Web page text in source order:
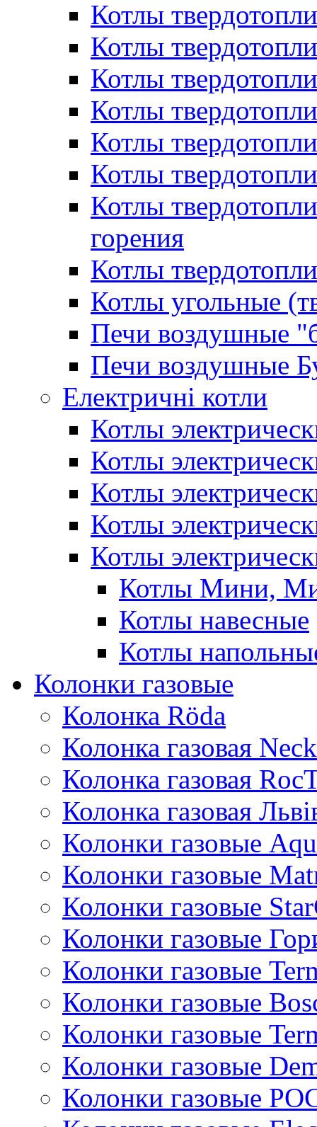
Котлы
Котлы
Котлы
Котлы
Котлы
Котлы
Котлы
горения
Котлы
Котлы угольные
Печи воздушные
Печи воздушные
Електричні котли
Котлы
Котлы
Котлы
Котлы
Котлы
Котлы Мини,
Котлы навесные
Котлы
Колонки газовые
Колонка Rӧda
Колонка газовая
Колонка газовая
Колонка газовая
Колонки газовые
Колонки газовые
Колонки газовые
Колонки газовые
Колонки газовые
Колонки газовые
Колонки газовые
Колонки газовые
Колонки газовые